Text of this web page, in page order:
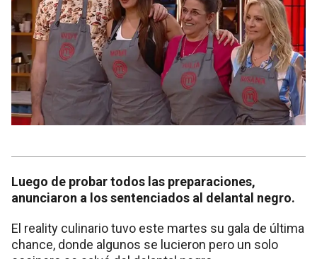
Luego de probar todos las preparaciones,
anunciaron a los sentenciados al delantal negro.
El reality culinario tuvo este martes su gala de última
chance, donde algunos se lucieron pero un solo